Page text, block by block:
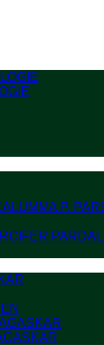
P.